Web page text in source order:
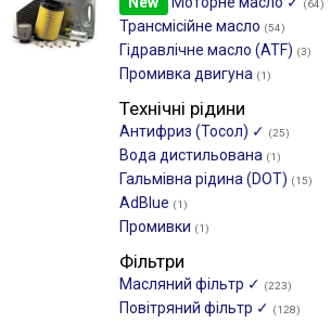
(64)
Трансмісійне масло (54)
Гідравлічне масло (ATF) (3)
Промивка двигуна (1)
Технічні рідини
Антифриз (Тосол) ✓ (25)
Вода дистильована (1)
Гальмівна рідина (DOT) (15)
AdBlue (1)
Промивки (1)
Фільтри
Масляний фільтр ✓ (223)
Повітряний фільтр ✓ (128)